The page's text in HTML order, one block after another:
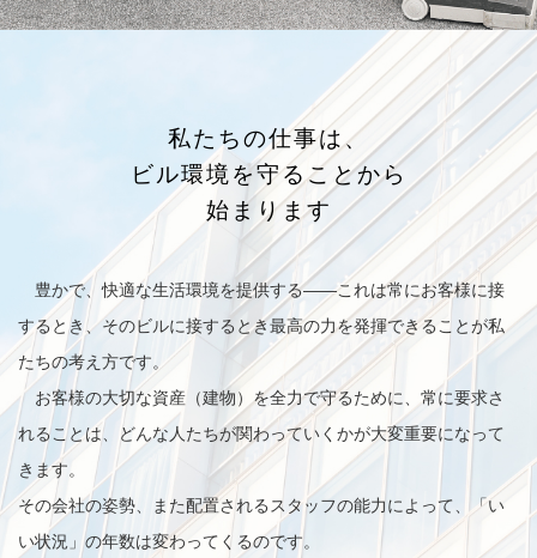
私たちの仕事は、
ビル環境を守ることから
始まります
豊かで、快適な生活環境を提供する——これは常にお客様に接
するとき、そのビルに接するとき最高の力を発揮できることが私
たちの考え方です。
お客様の大切な資産（建物）を全力で守るために、常に要求さ
れることは、どんな人たちが関わっていくかが大変重要になって
きます。
その会社の姿勢、また配置されるスタッフの能力によって、「い
い状況」の年数は変わってくるのです。